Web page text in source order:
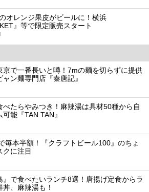
オレンジ果皮がビールに！横浜
』等で限定販売スタート
京で一番長いと噂！7mの麺を切らずに提供
ン麺専門店『秦唐記』
べたらやみつき！麻辣湯は具材50種から自
能『TAN TAN』
毎本半額！『クラフトビール100』のちょ
クに注目
』で食べたいランチ8選！唐揚げ定食からラ
、麻辣湯も！